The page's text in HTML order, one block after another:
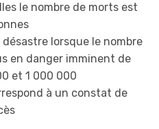
le nombre de morts est
lorsque le nombre
en danger imminent de
et 1 000 000
à un constat de